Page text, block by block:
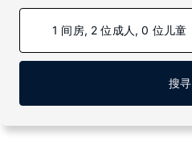
1 间房, 2 位成人, 0 位儿童
搜寻